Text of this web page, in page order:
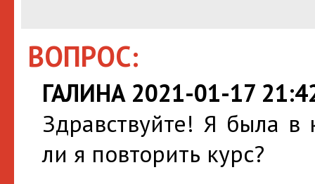
ВОПРОС:
ГАЛИНА 2021-01-17
Здравствуйте! Я была
ли я повторить курс?